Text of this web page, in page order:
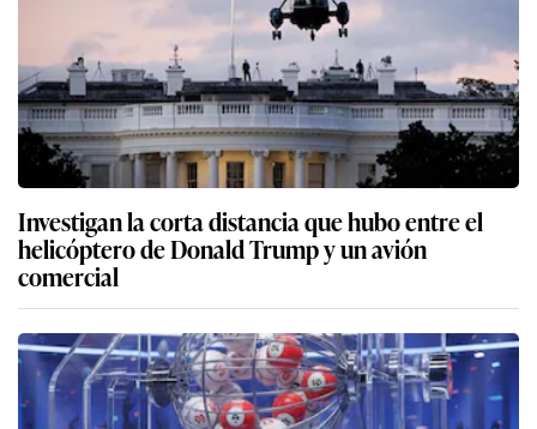
Investigan la corta distancia que hubo entre el
helicóptero de Donald Trump y un avión
comercial